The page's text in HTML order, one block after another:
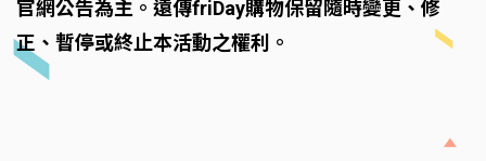
官網公告為主。遠傳friDay購物保留隨時變更、修
正、暫停或終止本活動之權利。